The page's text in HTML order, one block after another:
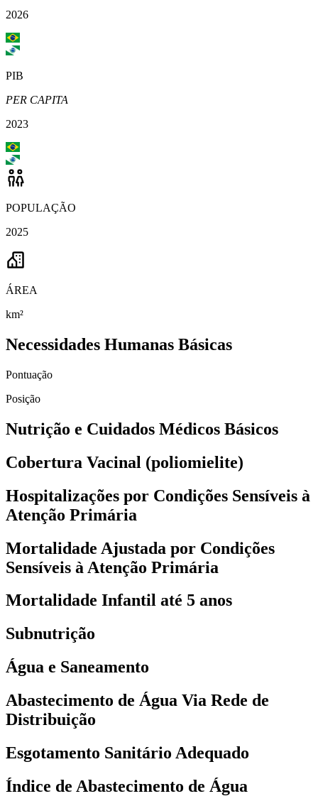
2026
PIB
PER CAPITA
2023
POPULAÇÃO
2025
ÁREA
km²
Necessidades Humanas Básicas
Pontuação
Posição
Nutrição e Cuidados Médicos Básicos
Cobertura Vacinal (poliomielite)
Hospitalizações por Condições Sensíveis à
Atenção Primária
Mortalidade Ajustada por Condições
Sensíveis à Atenção Primária
Mortalidade Infantil até 5 anos
Subnutrição
Água e Saneamento
Abastecimento de Água Via Rede de
Distribuição
Esgotamento Sanitário Adequado
Índice de Abastecimento de Água